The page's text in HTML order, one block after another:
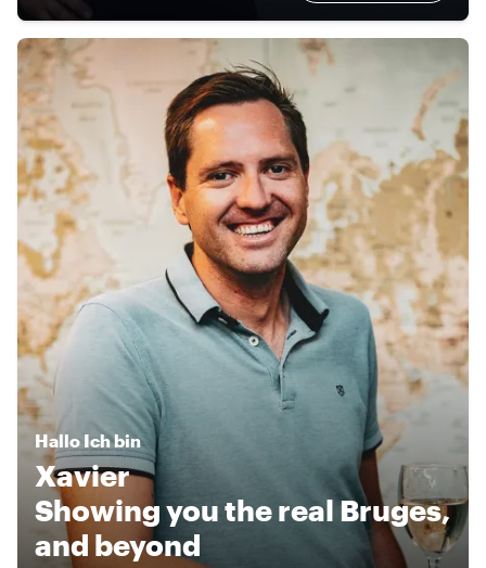
Hallo Ich bin
Xavier
Showing you the real Bruges,
and beyond